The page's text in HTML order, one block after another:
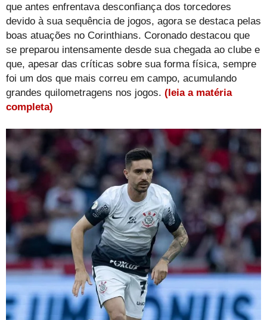
que antes enfrentava desconfiança dos torcedores
devido à sua sequência de jogos, agora se destaca pelas
boas atuações no Corinthians. Coronado destacou que
se preparou intensamente desde sua chegada ao clube e
que, apesar das críticas sobre sua forma física, sempre
foi um dos que mais correu em campo, acumulando
grandes quilometragens nos jogos. (leia a matéria
completa)